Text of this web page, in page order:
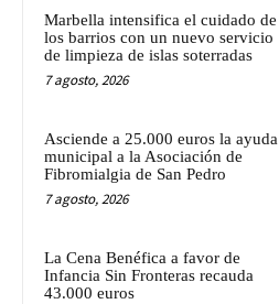
Marbella intensifica el cuidado de
los barrios con un nuevo servicio
de limpieza de islas soterradas
7 agosto, 2026
Asciende a 25.000 euros la ayuda
municipal a la Asociación de
Fibromialgia de San Pedro
7 agosto, 2026
La Cena Benéfica a favor de
Infancia Sin Fronteras recauda
43.000 euros